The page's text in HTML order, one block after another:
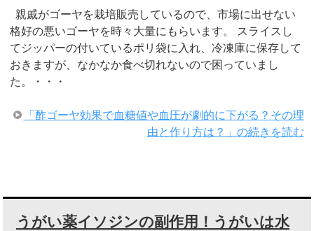
親戚がゴーヤを栽培販売しているので、市場に出せない
格好の悪いゴーヤを時々大量にもらいます。 スライスし
てジッパーの付いているポリ袋に入れ、冷凍庫に保存して
おきますが、なかなか食べ切れないので困っていまし
た。・・・
「酢ゴーヤ効果で血糖値や血圧が劇的に下がる？その理
由と作り方は？」の続きを読む
うがい薬イソジンの副作用！うがいは水